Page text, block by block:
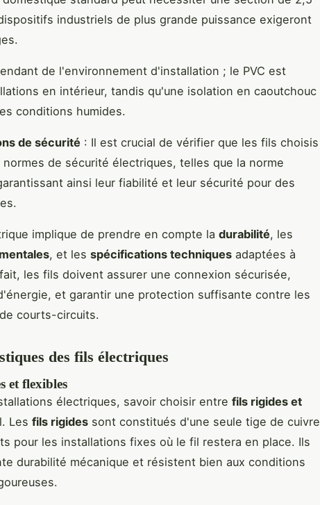
industriels de plus grande puissance exigeront
de l'environnement d'installation ; le PVC est
en intérieur, tandis qu'une isolation en caoutchouc
conditions humides.
de sécurité : Il est crucial de vérifier que les fils choisis
de sécurité électriques, telles que la norme
ainsi leur fiabilité et leur sécurité pour des
implique de prendre en compte la durabilité, les
, et les spécifications techniques adaptées à
les fils doivent assurer une connexion sécurisée,
et garantir une protection suffisante contre les
courts-circuits.
des fils électriques
et flexibles
électriques, savoir choisir entre fils rigides et
Les fils rigides sont constitués d'une seule tige de cuivre
pour les installations fixes où le fil restera en place. Ils
durabilité mécanique et résistent bien aux conditions